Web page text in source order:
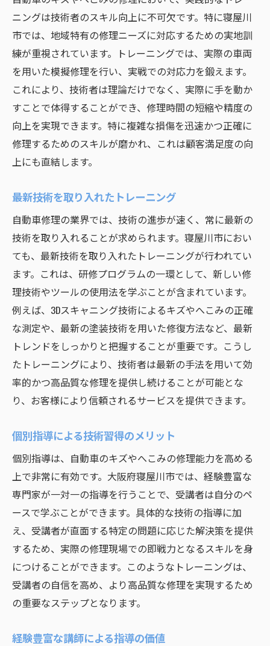
ニングは技術者のスキル向上に不可欠です。特に寝屋川
市では、地域特有の修理ニーズに対応するための実地訓
練が重視されています。トレーニングでは、実際の車両
を用いた模擬修理を行い、実戦での対応力を鍛えます。
これにより、技術者は理論だけでなく、実際に手を動か
すことで体得することができ、修理時間の短縮や精度の
向上を実現できます。特に複雑な損傷を迅速かつ正確に
修理するためのスキルが磨かれ、これは顧客満足度の向
上にも直結します。
最新技術を取り入れたトレーニング
自動車修理の業界では、技術の進歩が速く、常に最新の
技術を取り入れることが求められます。寝屋川市におい
ても、最新技術を取り入れたトレーニングが行われてい
ます。これは、研修プログラムの一環として、新しい修
理技術やツールの使用法を学ぶことが含まれています。
例えば、3Dスキャニング技術によるキズやへこみの正確
な測定や、最新の塗装技術を用いた修復方法など、最新
トレンドをしっかりと把握することが重要です。こうし
たトレーニングにより、技術者は最新の手法を用いて効
率的かつ高品質な修理を提供し続けることが可能とな
り、お客様により信頼されるサービスを提供できます。
個別指導による技術習得のメリット
個別指導は、自動車のキズやへこみの修理能力を高める
上で非常に有効です。大阪府寝屋川市では、経験豊富な
専門家が一対一の指導を行うことで、受講者は自分のペ
ースで学ぶことができます。具体的な技術の指導に加
え、受講者が直面する特定の問題に応じた解決策を提供
するため、実際の修理現場での即戦力となるスキルを身
につけることができます。このようなトレーニングは、
受講者の自信を高め、より高品質な修理を実現するため
の重要なステップとなります。
経験豊富な講師による指導の価値